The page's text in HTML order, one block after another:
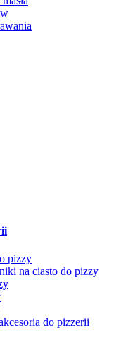
pizzy
na ciasto do pizzy
do pizzerii